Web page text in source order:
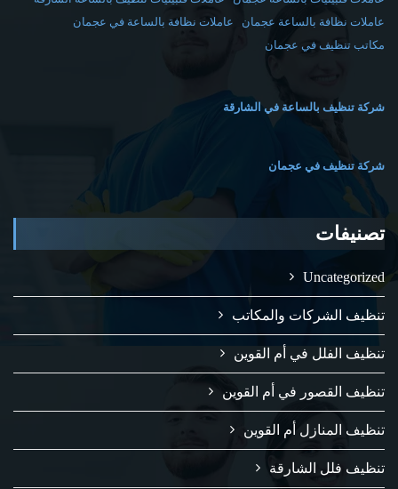
عاملات نظافة بالساعة عجمان
عاملات نظافة بالساعة في عجمان
مكاتب تنظيف في عجمان
شركة تنظيف بالساعة في الشارقة
شركة تنظيف في عجمان
تصنيفات
Uncategorized
تنظيف الشركات والمكاتب
تنظيف الفلل في أم القوين
تنظيف القصور في أم القوين
تنظيف المنازل أم القوين
تنظيف فلل الشارقة